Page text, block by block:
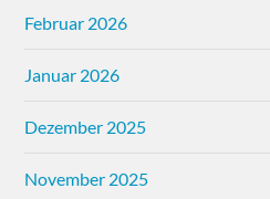
Februar 2026
Januar 2026
Dezember 2025
November 2025